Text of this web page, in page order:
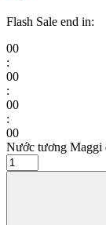
Flash Sale end in:
00
:
00
:
00
:
00
Nước tương Maggi